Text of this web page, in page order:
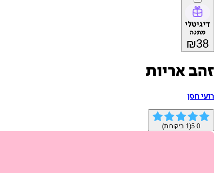
דיגיטלי
מתנה
₪38
זהב אריות
רועי חסן
5.0
(
1 ביקורות)